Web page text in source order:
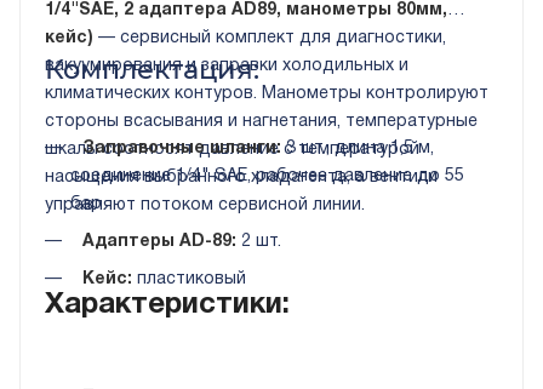
1/4"SAE, 2 адаптера AD89, манометры 80мм,
кейс) — сервисный комплект для диагностики,
вакуумирования и заправки холодильных и
климатических контуров. Манометры контролируют
стороны всасывания и нагнетания, температурные
шкалы соотносят давление с температурой
насыщения выбранного хладагента, а вентили
управляют потоком сервисной линии.
Комплектация:
Заправочные шланги: 3 шт., длина 1,5 м,
соединение 1/4" SAE, рабочее давление до 55
бар
Адаптеры AD-89: 2 шт.
Кейс: пластиковый
Характеристики: